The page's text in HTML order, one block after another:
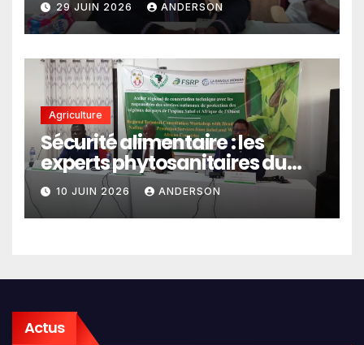
29 JUIN 2026 ANDERSON
Agriculture
Sécurité alimentaire : les
experts phytosanitaires du
Sahel et d’Afrique de l’Ouest
en conclave à Lomé
10 JUIN 2026 ANDERSON
Actus